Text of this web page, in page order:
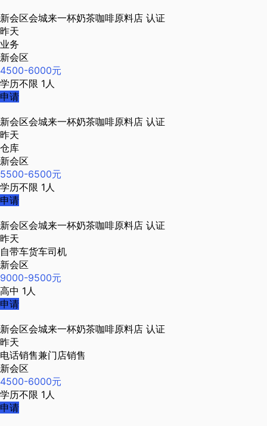
新会区会城来一杯奶茶咖啡原料店 认证
昨天
业务
新会区
4500-6000元
学历不限 1人
申请
新会区会城来一杯奶茶咖啡原料店 认证
昨天
仓库
新会区
5500-6500元
学历不限 1人
申请
新会区会城来一杯奶茶咖啡原料店 认证
昨天
自带车货车司机
新会区
9000-9500元
高中 1人
申请
新会区会城来一杯奶茶咖啡原料店 认证
昨天
电话销售兼门店销售
新会区
4500-6000元
学历不限 1人
申请